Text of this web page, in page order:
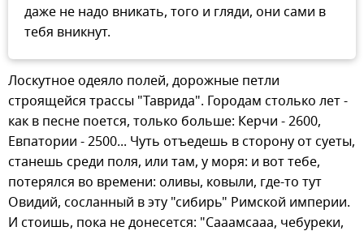
даже не надо вникать, того и гляди, они сами в
тебя вникнут.
Лоскутное одеяло полей, дорожные петли
строящейся трассы "Таврида". Городам столько лет -
как в песне поется, только больше: Керчи - 2600,
Евпатории - 2500... Чуть отъедешь в сторону от суеты,
станешь среди поля, или там, у моря: и вот тебе,
потерялся во времени: оливы, ковыли, где-то тут
Овидий, сосланный в эту "сибирь" Римской империи.
И стоишь, пока не донесется: "Сааамсааа, чебуреки,